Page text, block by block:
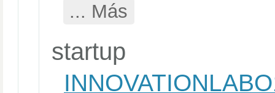
... Más
startup